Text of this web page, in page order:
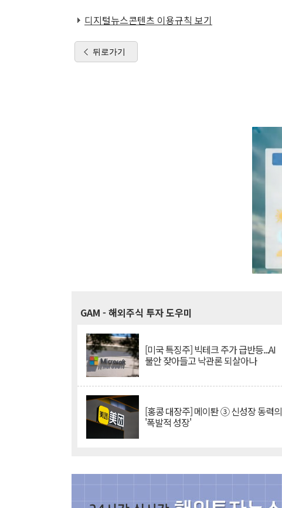
디지털뉴스콘텐츠 이용규칙 보기
뒤로가기
GAM - 해외주식 투자 도우미
[미국 특징주] 빅테크 주가 급반등...AI
불안 잦아들고 낙관론 되살아나
[홍콩 대장주] 메이퇀 ③ 신성장 동력의
'폭발적 성장'